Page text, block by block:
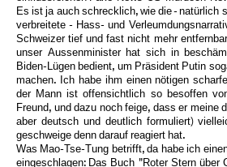
Es ist ja auch schrecklich, wie die - natürlich
verbreitete - Hass- und
Schweizer tief und fast nicht mehr
unser Aussenminister hat sich in
Biden-Lügen bedient, um Präsident Putin
machen. Ich habe ihm einen nötigen
der Mann ist offensichtlich so besoffen
Freund, und dazu noch feige, dass er meine
aber deutsch und deutlich formuliert)
geschweige denn darauf reagiert hat.
Was Mao-Tse-Tung betrifft, da habe ich
eingeschlagen: Das Buch "Roter Stern über